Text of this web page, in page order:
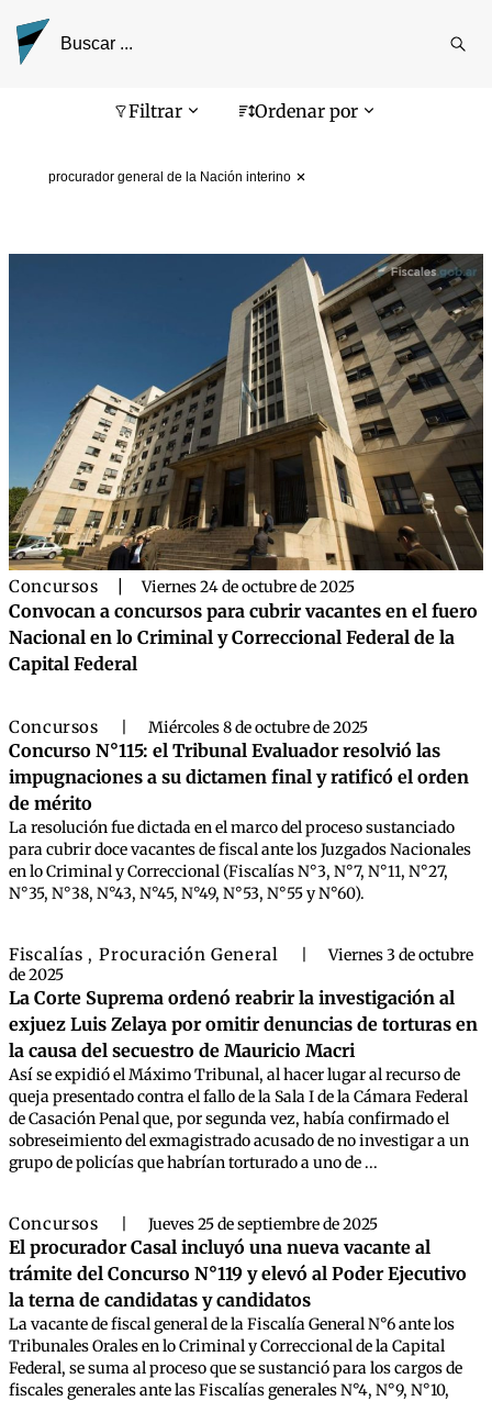
Filtrar Ordenar por
procurador general de la Nación interino
Pantalla de búsqueda
Concursos Viernes 24 de octubre de 2025
Convocan a concursos para cubrir vacantes en el fuero
Nacional en lo Criminal y Correccional Federal de la
Capital Federal
Concursos Miércoles 8 de octubre de 2025
Concurso N°115: el Tribunal Evaluador resolvió las
impugnaciones a su dictamen final y ratificó el orden
de mérito
La resolución fue dictada en el marco del proceso sustanciado
para cubrir doce vacantes de fiscal ante los Juzgados Nacionales
en lo Criminal y Correccional (Fiscalías N°3, N°7, N°11, N°27,
N°35, N°38, N°43, N°45, N°49, N°53, N°55 y N°60).
Fiscalías , Procuración General
Viernes 3 de octubre
de 2025
La Corte Suprema ordenó reabrir la investigación al
exjuez Luis Zelaya por omitir denuncias de torturas en
la causa del secuestro de Mauricio Macri
Así se expidió el Máximo Tribunal, al hacer lugar al recurso de
queja presentado contra el fallo de la Sala I de la Cámara Federal
de Casación Penal que, por segunda vez, había confirmado el
sobreseimiento del exmagistrado acusado de no investigar a un
grupo de policías que habrían torturado a uno de ...
Concursos Jueves 25 de septiembre de 2025
El procurador Casal incluyó una nueva vacante al
trámite del Concurso N°119 y elevó al Poder Ejecutivo
la terna de candidatas y candidatos
La vacante de fiscal general de la Fiscalía General N°6 ante los
Tribunales Orales en lo Criminal y Correccional de la Capital
Federal, se suma al proceso que se sustanció para los cargos de
fiscales generales ante las Fiscalías generales N°4, N°9, N°10,